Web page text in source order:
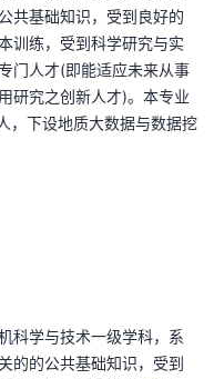
共基础知识，受到良好的
训练，受到科学研究与实
门人才(即能适应未来从事
研究之创新人才)。本专业
，下设地质大数据与数据挖
科学与技术一级学科，系
的的公共基础知识，受到